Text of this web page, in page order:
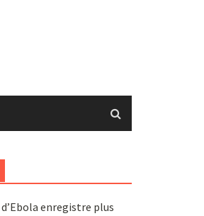
d’Ebola enregistre plus